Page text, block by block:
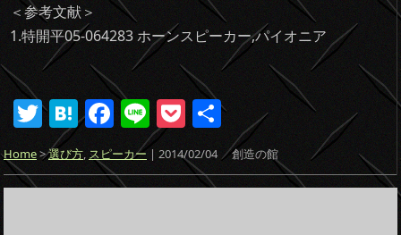
＜参考文献＞
1.特開平05-064283 ホーンスピーカー,パイオニア
T
w
itt
er
H
at
e
n
F
a
c
e
Li
n
e
P
o
ck
et
共
有
Home>選び方 スピーカー| 2014/02/04創造の館